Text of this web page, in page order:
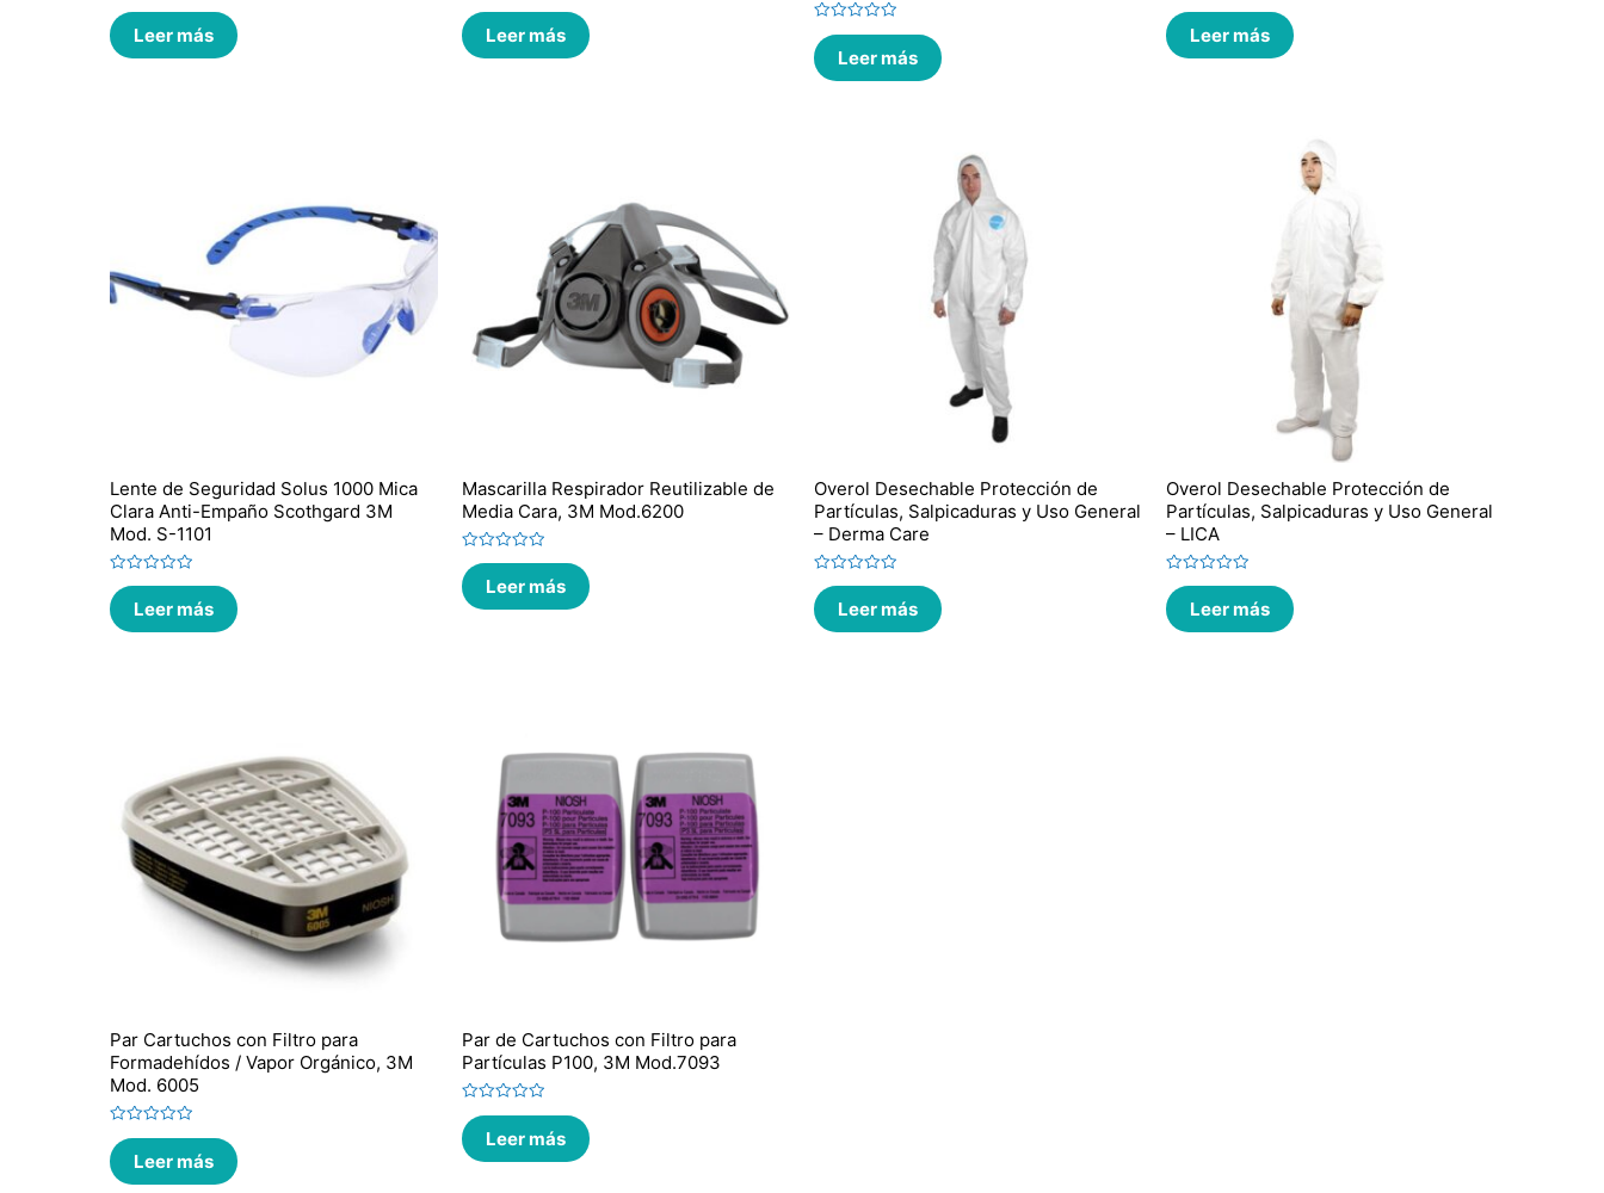
Valorado
en
0
de
Leer más
Valorado
en
0
de
Leer más
Valorado
en
0
de
Leer más
Valorado
en
0
de
Leer más
Lente de Seguridad Solus 1000 Mica
Clara Anti-Empaño Scothgard 3M
Mod. S-1101
Valorado
en
0
de
Leer más
Mascarilla Respirador Reutilizable de
Media Cara, 3M Mod.6200
Valorado
en
0
de
Leer más
Overol Desechable Protección de
Partículas, Salpicaduras y Uso General
– Derma Care
Valorado
en
0
de
Leer más
Overol Desechable Protección de
Partículas, Salpicaduras y Uso General
– LICA
Valorado
en
0
de
Leer más
Par Cartuchos con Filtro para
Formadehídos / Vapor Orgánico, 3M
Mod. 6005
Valorado
en
0
de
Leer más
Par de Cartuchos con Filtro para
Partículas P100, 3M Mod.7093
Valorado
en
0
de
Leer más